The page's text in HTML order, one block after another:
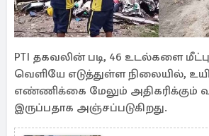
PTI தகவலின் படி, 46 உடல்களை
வெளியே எடுத்துள்ள நிலையில்,
எண்ணிக்கை மேலும் அதிகரிக்கும்
இருப்பதாக அஞ்சப்படுகிறது.